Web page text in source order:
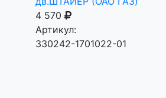
4 570
Артикул:
330242-1701022-01